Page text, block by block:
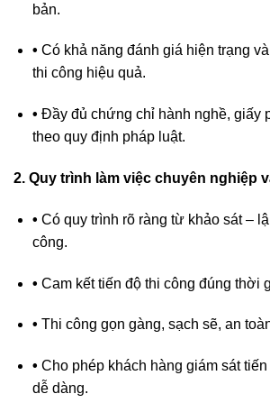
bản.
• Có khả năng đánh giá hiện trạng
thi công hiệu quả.
• Đầy đủ chứng chỉ hành nghề, giấy
theo quy định pháp luật.
2. Quy trình làm việc chuyên nghiệp
• Có quy trình rõ ràng từ khảo sát –
công.
• Cam kết tiến độ thi công đúng thời
• Thi công gọn gàng, sạch sẽ, an
• Cho phép khách hàng giám sát
dễ dàng.